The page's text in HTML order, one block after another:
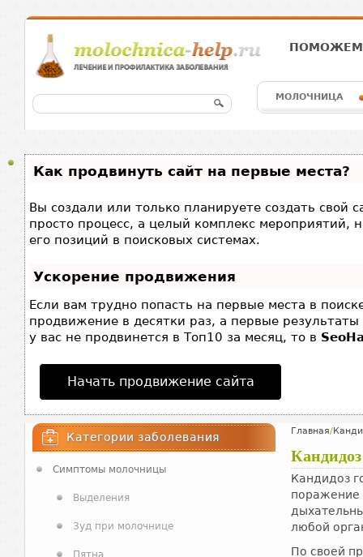
ПОМОЖЕМ
МОЛОЧНИЦА
Как продвинуть сайт на первые места?
Вы создали или только планируете создать свой
просто процесс, а целый комплекс
его позиций в поисковых системах.
Ускорение продвижения
Если вам трудно попасть на первые места в
продвижение в десятки раз, а первые
у вас не продвинется в Топ10 за месяц, то в
Начать продвижение сайта
Категории заболевания
Симптомы молочницы
Выделения
Зуд при молочнице
Пятна
Главная/
Кандидоз
поражение
любой
По своей